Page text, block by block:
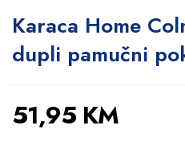
Karaca Home
dupli pamučni
51,95 KM